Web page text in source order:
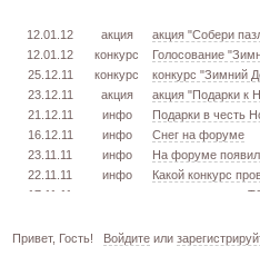
12.01.12 акция
акция "Собери
12.01.12
конкурс
Голосование
25.12.11
конкурс
конкурс "Зимний
23.12.11
акция
акция "Подарки к
21.12.11
инфо
Подарки в честь
16.12.11
инфо
Снег на форуме
23.11.11
инфо
На форуме
22.11.11
инфо
Какой конкурс
17.11.11
извлекаем меш.
15.11.11
урок
создаём свою
Привет, Гость! Войдитеили